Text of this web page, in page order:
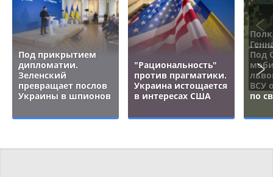
Под прикрытием
дипломатии.
Зеленский
превращает послов
Украины в шпионов
"Рациональность"
против прагматики.
Украина истощается
в интересах США
Под
ВСУ
по